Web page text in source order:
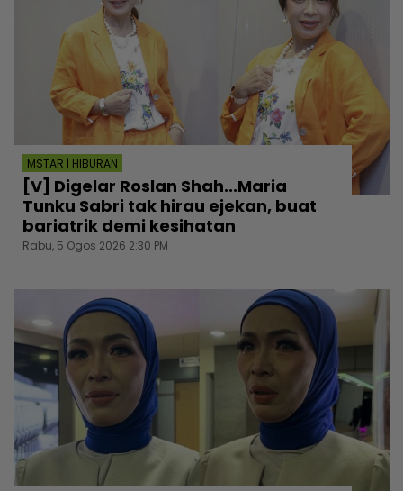
MSTAR | HIBURAN
[V] Digelar Roslan Shah...Maria
Tunku Sabri tak hirau ejekan, buat
bariatrik demi kesihatan
Rabu, 5 Ogos 2026 2:30 PM